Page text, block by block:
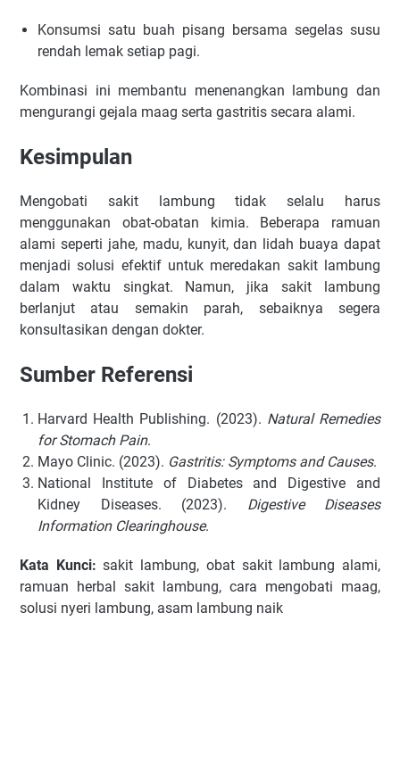
Konsumsi satu buah pisang bersama segelas susu
rendah lemak setiap pagi.
Kombinasi ini membantu menenangkan lambung dan
mengurangi gejala maag serta gastritis secara alami.
Kesimpulan
Mengobati sakit lambung tidak selalu harus
menggunakan obat-obatan kimia. Beberapa ramuan
alami seperti jahe, madu, kunyit, dan lidah buaya dapat
menjadi solusi efektif untuk meredakan sakit lambung
dalam waktu singkat. Namun, jika sakit lambung
berlanjut atau semakin parah, sebaiknya segera
konsultasikan dengan dokter.
Sumber Referensi
Harvard Health Publishing. (2023). Natural Remedies
for Stomach Pain.
Mayo Clinic. (2023). Gastritis: Symptoms and Causes.
National Institute of Diabetes and Digestive and
Kidney Diseases. (2023). Digestive Diseases
Information Clearinghouse.
Kata Kunci: sakit lambung, obat sakit lambung alami,
ramuan herbal sakit lambung, cara mengobati maag,
solusi nyeri lambung, asam lambung naik